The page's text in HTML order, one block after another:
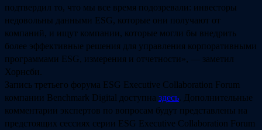
подтвердил то, что мы все время подозревали: инвесторы
недовольны данными ESG, которые они получают от
компаний, и ищут компании, которые могли бы внедрить
более эффективные решения для управления корпоративными
программами ESG, измерения и отчетности», — заметил
Хорнсби.
Запись третьего форума ESG Executive Collaboration Forum
компании Benchmark Digital доступна здесь. Дополнительные
комментарии экспертов по вопросам будут представлены на
предстоящих сессиях серии ESG Executive Collaboration Forum